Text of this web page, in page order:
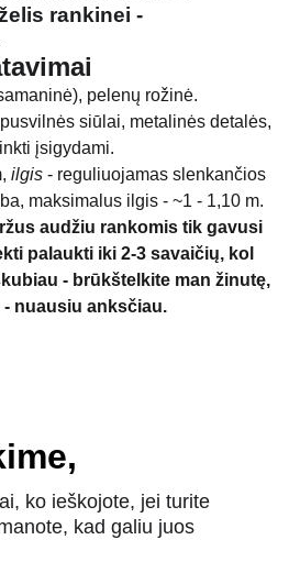
rankinei -
pelenų rožinė.
siūlai, metalinės detalės,
įsigydami.
ilgis - reguliuojamas slenkančios
maksimalus ilgis - ~1 - 1,10 m.
audžiu rankomis tik gavusi
palaukti iki 2-3 savaičių, kol
- brūkštelkite man žinutę,
nuausiu anksčiau.
ko ieškojote, jei turite
kad galiu juos